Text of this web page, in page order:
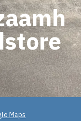
Maps